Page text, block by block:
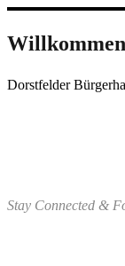
Dorstfelder
Stay Connected &